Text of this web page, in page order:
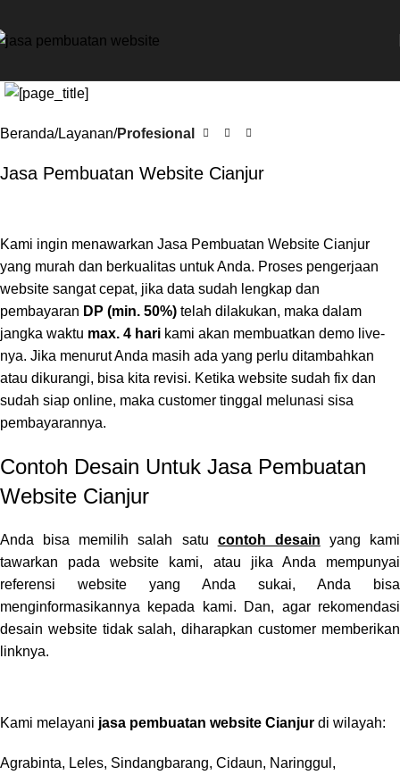
Beranda Layanan Profesional
Jasa Pembuatan Website Cianjur
Kami ingin menawarkan Jasa Pembuatan Website Cianjur
yang murah dan berkualitas untuk Anda. Proses pengerjaan
website sangat cepat, jika data sudah lengkap dan
pembayaran DP (min. 50%) telah dilakukan, maka dalam
jangka waktu max. 4 hari kami akan membuatkan demo live-
nya. Jika menurut Anda masih ada yang perlu ditambahkan
atau dikurangi, bisa kita revisi. Ketika website sudah fix dan
sudah siap online, maka customer tinggal melunasi sisa
pembayarannya.
Contoh Desain Untuk Jasa Pembuatan
Website Cianjur
Anda bisa memilih salah satu contoh desain yang kami
tawarkan pada website kami, atau jika Anda mempunyai
referensi website yang Anda sukai, Anda bisa
menginformasikannya kepada kami. Dan, agar rekomendasi
desain website tidak salah, diharapkan customer memberikan
linknya.
Kami melayani jasa pembuatan website Cianjur di wilayah:
Agrabinta, Leles, Sindangbarang, Cidaun, Naringgul,